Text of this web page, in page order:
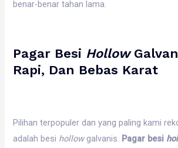
benar-benar tahan lama.
Pagar Besi Hollow
Rapi, Dan Bebas Karat
Pilihan terpopuler dan yang paling kami
adalah besi hollowgalvanis. Pagar besi